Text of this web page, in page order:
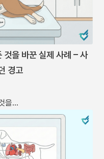
을 바꾼 실제 사례 – 사
경고
을…